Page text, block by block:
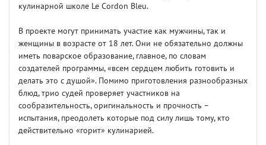
кулинарной школе Le Cordon Bleu.
В проекте могут принимать участие как мужчины, так и
женщины в возрасте от 18 лет. Они не обязательно должны
иметь поварское образование, главное, по словам
создателей программы, «всем сердцем любить готовить и
делать это с душой». Помимо приготовления разнообразных
блюд, трио судей проверяет участников на
сообразительность, оригинальность и прочность –
испытания, преодолеть которые под силу лишь тому, кто
действительно «горит» кулинарией.